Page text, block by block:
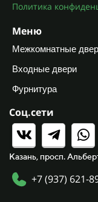
Политика
Меню
Межкомнатные
Входные двери
Фурнитура
Соц.сети
Казань, просп.
+7 (937) 621-